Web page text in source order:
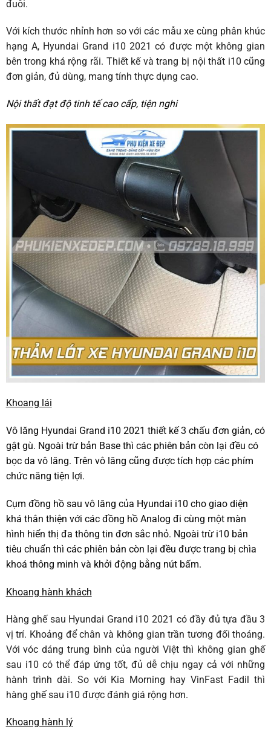
đuôi.
Với kích thước nhỉnh hơn so với các mẫu xe cùng phân khúc
hạng A, Hyundai Grand i10 2021 có được một không gian
bên trong khá rộng rãi. Thiết kế và trang bị nội thất i10 cũng
đơn giản, đủ dùng, mang tính thực dụng cao.
Nội thất đạt độ tinh tế cao cấp, tiện nghi
Khoang lái
Vô lăng Hyundai Grand i10 2021 thiết kế 3 chấu đơn giản, có
gật gù. Ngoài trừ bản Base thì các phiên bản còn lại đều có
bọc da vô lăng. Trên vô lăng cũng được tích hợp các phím
chức năng tiện lợi.
Cụm đồng hồ sau vô lăng của Hyundai i10 cho giao diện
khá thân thiện với các đồng hồ Analog đi cùng một màn
hình hiển thị đa thông tin đơn sắc nhỏ. Ngoài trừ i10 bản
tiêu chuẩn thì các phiên bản còn lại đều được trang bị chìa
khoá thông minh và khởi động bằng nút bấm.
Khoang hành khách
Hàng ghế sau Hyundai Grand i10 2021 có đầy đủ tựa đầu 3
vị trí. Khoảng để chân và không gian trần tương đối thoáng.
Với vóc dáng trung bình của người Việt thì không gian ghế
sau i10 có thể đáp ứng tốt, đủ dễ chịu ngay cả với những
hành trình dài. So với Kia Morning hay VinFast Fadil thì
hàng ghế sau i10 được đánh giá rộng hơn.
Khoang hành lý